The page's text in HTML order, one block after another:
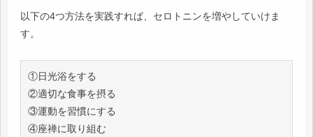
以下の4つ方法を実践すれば、セロトニンを増やしていけま
す。
①日光浴をする
②適切な食事を摂る
③運動を習慣にする
④座禅に取り組む